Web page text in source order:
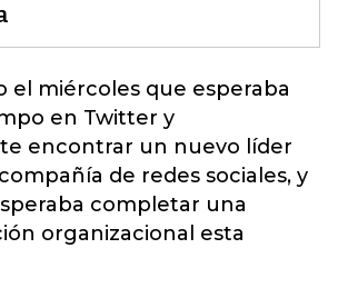
el miércoles que esperaba
en Twitter y
encontrar un nuevo líder
de redes sociales, y
completar una
organizacional esta